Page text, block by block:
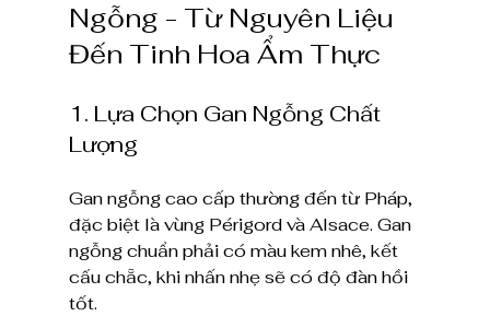
Ngỗng - Từ Nguyên Liệu
Đến Tinh Hoa Ẩm Thực
1. Lựa Chọn Gan Ngỗng Chất
Lượng
Gan ngỗng cao cấp thường đến từ Pháp,
đặc biệt là vùng Périgord và Alsace. Gan
ngỗng chuẩn phải có màu kem nhê, kết
cấu chẵc, khi nhấn nhẹ sẽ có độ đàn hồi
tốt.